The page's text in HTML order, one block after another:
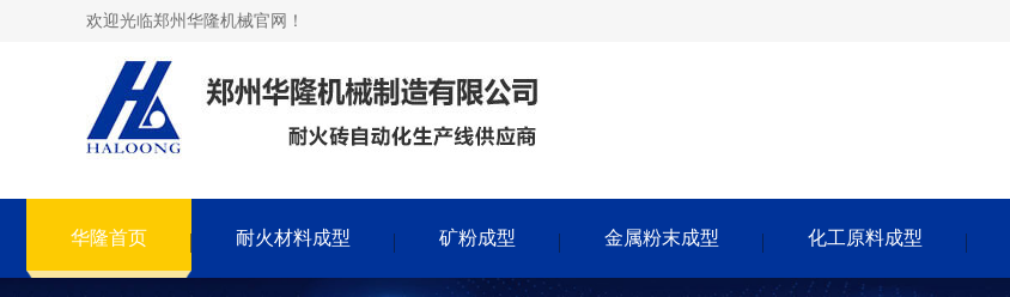
欢迎光临郑州华隆机械官网！
华隆首页 耐火材料成型 矿粉成型 金属粉末成型 化工原料成型